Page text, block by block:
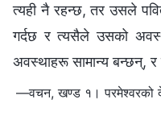
त्यही नै रहन्छ, तर उसले
गर्दछ र त्यसैले उसको
अवस्थाहरू सामान्य बन्छन्, र
—वचन, खण्ड १। परमेश्‍वरको